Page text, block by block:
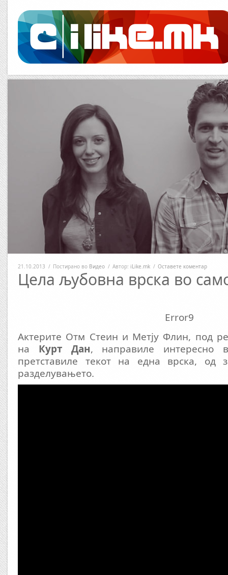
21.10.2013 / Постирано во Видео / Автор: iLike.mk / Оставете коментар
Цела љубовна врска во
Error9
Актерите Отм Стеин и Метју Флин, под
на Курт Дан, направиле интересно
претставиле текот на една врска, од
разделувањето.